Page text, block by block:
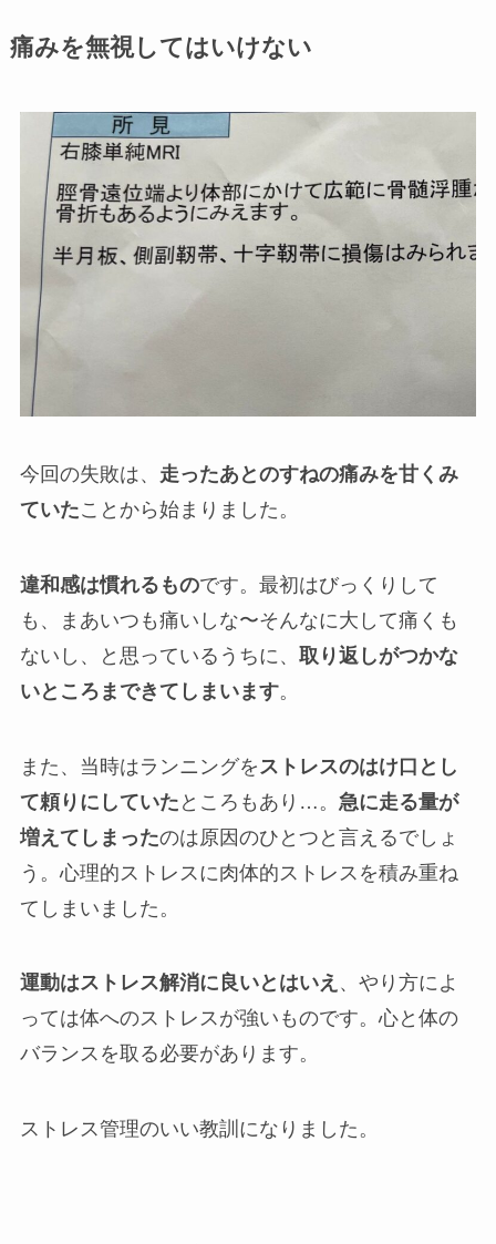
痛みを無視してはいけない
今回の失敗は、 走ったあとのすねの痛みを甘くみ
ていたことから始まりました。
違和感は慣れるものです。最初はびっくりして
も、まあいつも痛いしな〜そんなに大して痛くも
ないし、と思っているうちに、 取り返しがつかな
いところまできてしまいます。
また、当時はランニングを ストレスのはけ口とし
て頼りにしていた ところもあり…。 急に走る量が
増えてしまったのは原因のひとつと言えるでしょ
う。心理的ストレスに肉体的ストレスを積み重ね
てしまいました。
運動はストレス解消に良いとはいえ 、やり方によ
っては体へのストレスが強いものです。心と体の
バランスを取る必要があります。
ストレス管理のいい教訓になりました。